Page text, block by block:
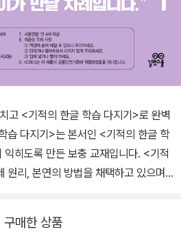
고 <기적의 한글 학습 다지기>로 완벽
히도록 만든 보충 교재입니다. <기적
원리, 본연의 방법을 채택하고 있으며
단계의 <기적의 한글 학습 다지기>
구매한 상품